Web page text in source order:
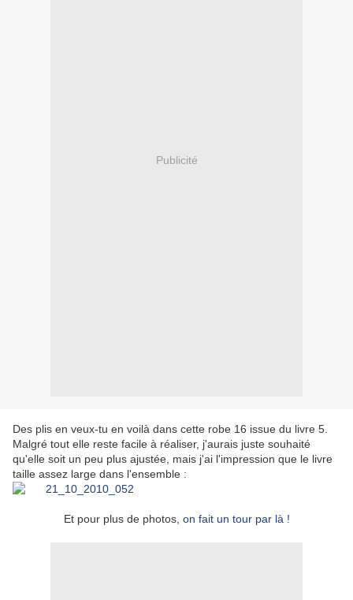
Publicité
Des plis en veux-tu en voilà dans cette robe 16 issue du livre 5.
Malgré tout elle reste facile à réaliser, j'aurais juste souhaité
qu'elle soit un peu plus ajustée, mais j'ai l'impression que le livre
taille assez large dans l'ensemble :
Et pour plus de photos, on fait un tour par là !